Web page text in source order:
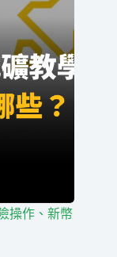
操作、新幣